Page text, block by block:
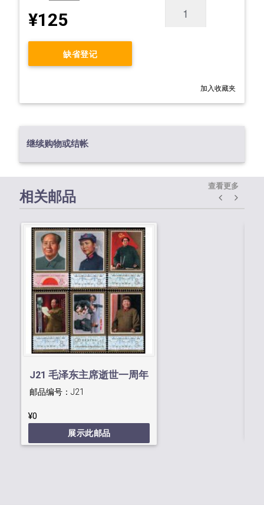
¥125
缺省登记
加入收藏夹
继续购物或结帐
相关邮品
查看更多
J21 毛泽东主席逝世一周年
邮品编号：J21
¥0
展示此邮品